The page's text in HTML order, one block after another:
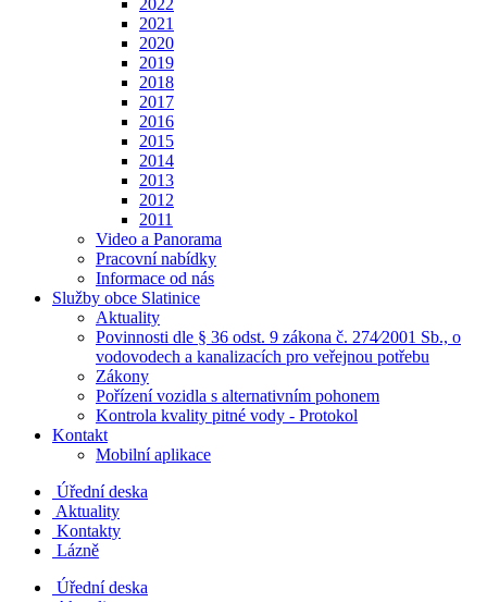
2022
2021
2020
2019
2018
2017
2016
2015
2014
2013
2012
2011
Video a Panorama
Pracovní nabídky
Informace od nás
Služby obce Slatinice
Aktuality
Povinnosti dle § 36 odst. 9 zákona č. 274⁄2001 Sb., o
vodovodech a kanalizacích pro veřejnou potřebu
Zákony
Pořízení vozidla s alternativním pohonem
Kontrola kvality pitné vody - Protokol
Kontakt
Mobilní aplikace
Úřední deska
Aktuality
Kontakty
Lázně
Úřední deska